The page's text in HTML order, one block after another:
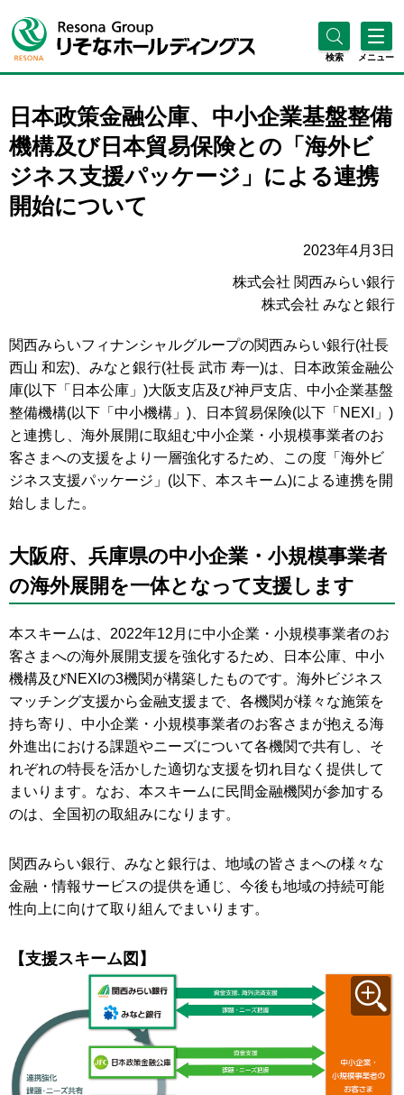
検索 メニュー
日本政策金融公庫、中小企業基盤整備
機構及び日本貿易保険との「海外ビ
ジネス支援パッケージ」による連携
開始について
2023年4月3日
株式会社 関西みらい銀行
株式会社 みなと銀行
関西みらいフィナンシャルグループの関西みらい銀行(社長
西山 和宏)、みなと銀行(社長 武市 寿一)は、日本政策金融公
庫(以下「日本公庫」)大阪支店及び神戸支店、中小企業基盤
整備機構(以下「中小機構」)、日本貿易保険(以下「NEXI」)
と連携し、海外展開に取組む中小企業・小規模事業者のお
客さまへの支援をより一層強化するため、この度「海外ビ
ジネス支援パッケージ」(以下、本スキーム)による連携を開
始しました。
大阪府、兵庫県の中小企業・小規模事業者
の海外展開を一体となって支援します
本スキームは、2022年12月に中小企業・小規模事業者のお
客さまへの海外展開支援を強化するため、日本公庫、中小
機構及びNEXIの3機関が構築したものです。海外ビジネス
マッチング支援から金融支援まで、各機関が様々な施策を
持ち寄り、中小企業・小規模事業者のお客さまが抱える海
外進出における課題やニーズについて各機関で共有し、そ
れぞれの特長を活かした適切な支援を切れ目なく提供して
まいります。なお、本スキームに民間金融機関が参加する
のは、全国初の取組みになります。
関西みらい銀行、みなと銀行は、地域の皆さまへの様々な
金融・情報サービスの提供を通じ、今後も地域の持続可能
性向上に向けて取り組んでまいります。
【支援スキーム図】